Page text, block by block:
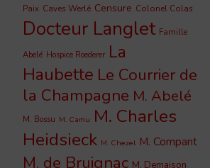
Paix Caves Werlé Censure Colonel Colas
Docteur Langlet Famille
Abelé Hospice Roederer La
Haubette Le Courrier de
la Champagne M. Abelé
M. Bossu M. Camu M. Charles
Heidsieck M. Chezel M. Compant
M. de Bruignac M. Demaison